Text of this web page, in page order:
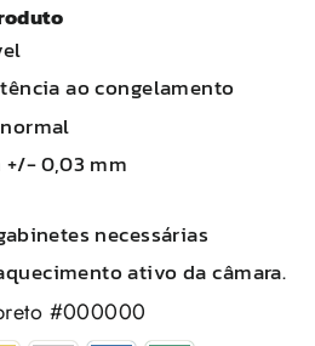
ao congelamento
+/- 0,03 mm
necessárias
ativo da câmara.
#000000